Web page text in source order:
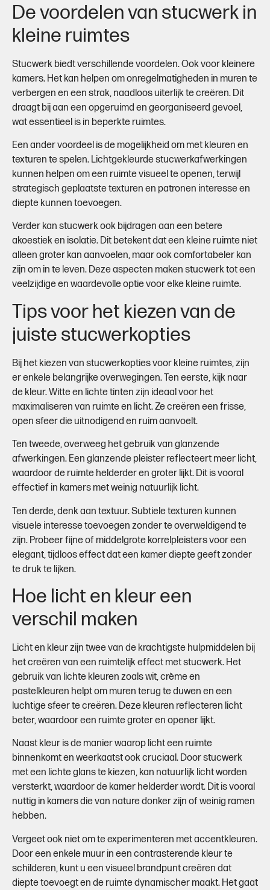
De voordelen van stucwerk in
kleine ruimtes
Stucwerk biedt verschillende voordelen. Ook voor kleinere
kamers. Het kan helpen om onregelmatigheden in muren te
verbergen en een strak, naadloos uiterlijk te creëren. Dit
draagt bij aan een opgeruimd en georganiseerd gevoel,
wat essentieel is in beperkte ruimtes.
Een ander voordeel is de mogelijkheid om met kleuren en
texturen te spelen. Lichtgekleurde stucwerkafwerkingen
kunnen helpen om een ruimte visueel te openen, terwijl
strategisch geplaatste texturen en patronen interesse en
diepte kunnen toevoegen.
Verder kan stucwerk ook bijdragen aan een betere
akoestiek en isolatie. Dit betekent dat een kleine ruimte niet
alleen groter kan aanvoelen, maar ook comfortabeler kan
zijn om in te leven. Deze aspecten maken stucwerk tot een
veelzijdige en waardevolle optie voor elke kleine ruimte.
Tips voor het kiezen van de
juiste stucwerkopties
Bij het kiezen van stucwerkopties voor kleine ruimtes, zijn
er enkele belangrijke overwegingen. Ten eerste, kijk naar
de kleur. Witte en lichte tinten zijn ideaal voor het
maximaliseren van ruimte en licht. Ze creëren een frisse,
open sfeer die uitnodigend en ruim aanvoelt.
Ten tweede, overweeg het gebruik van glanzende
afwerkingen. Een glanzende pleister reflecteert meer licht,
waardoor de ruimte helderder en groter lijkt. Dit is vooral
effectief in kamers met weinig natuurlijk licht.
Ten derde, denk aan textuur. Subtiele texturen kunnen
visuele interesse toevoegen zonder te overweldigend te
zijn. Probeer fijne of middelgrote korrelpleisters voor een
elegant, tijdloos effect dat een kamer diepte geeft zonder
te druk te lijken.
Hoe licht en kleur een
verschil maken
Licht en kleur zijn twee van de krachtigste hulpmiddelen bij
het creëren van een ruimtelijk effect met stucwerk. Het
gebruik van lichte kleuren zoals wit, crème en
pastelkleuren helpt om muren terug te duwen en een
luchtige sfeer te creëren. Deze kleuren reflecteren licht
beter, waardoor een ruimte groter en opener lijkt.
Naast kleur is de manier waarop licht een ruimte
binnenkomt en weerkaatst ook cruciaal. Door stucwerk
met een lichte glans te kiezen, kan natuurlijk licht worden
versterkt, waardoor de kamer helderder wordt. Dit is vooral
nuttig in kamers die van nature donker zijn of weinig ramen
hebben.
Vergeet ook niet om te experimenteren met accentkleuren.
Door een enkele muur in een contrasterende kleur te
schilderen, kunt u een visueel brandpunt creëren dat
diepte toevoegt en de ruimte dynamischer maakt. Het gaat